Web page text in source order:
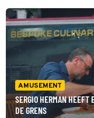
AMUSEMENT
SERGIO HERMAN HEEFT
DE GRENS